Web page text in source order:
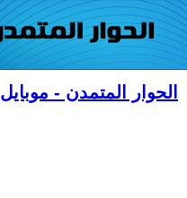
الحوار المتمدن - موبايل